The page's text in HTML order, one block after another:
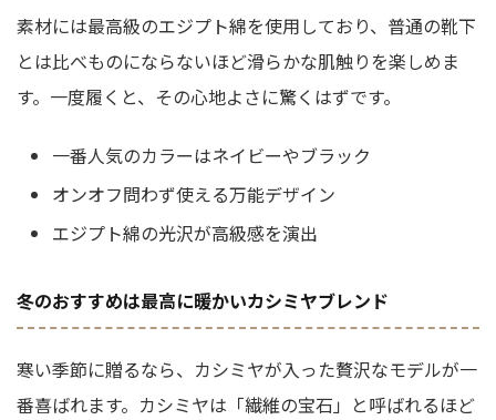
素材には最高級のエジプト綿を使用しており、普通の靴下
とは比べものにならないほど滑らかな肌触りを楽しめま
す。一度履くと、その心地よさに驚くはずです。
一番人気のカラーはネイビーやブラック
オンオフ問わず使える万能デザイン
エジプト綿の光沢が高級感を演出
冬のおすすめは最高に暖かいカシミヤブレンド
寒い季節に贈るなら、カシミヤが入った贅沢なモデルが一
番喜ばれます。カシミヤは「繊維の宝石」と呼ばれるほど